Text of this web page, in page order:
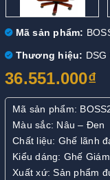
Mã sản phẩm:
Thương hiệu:
36.551.000₫
Mã sản phẩm:
Màu sắc: Nâu – Đen
Chất liệu: Ghế lãnh
Kiểu dáng: Ghế
Xuất xứ: Sản phẩm